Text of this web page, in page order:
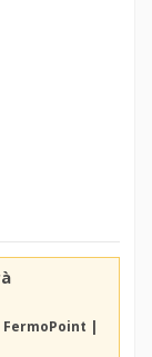
FermoPoint |